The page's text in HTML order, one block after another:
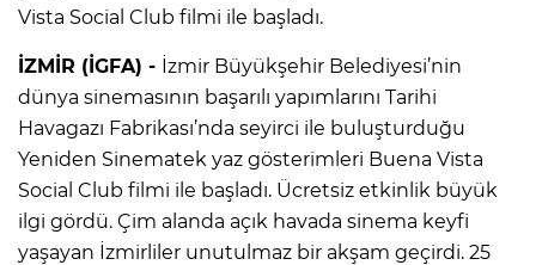
Vista Social Club filmi ile başladı.
İZMİR (İGFA) - İzmir Büyükşehir Belediyesi’nin
dünya sinemasının başarılı yapımlarını Tarihi
Havagazı Fabrikası’nda seyirci ile buluşturduğu
Yeniden Sinematek yaz gösterimleri Buena Vista
Social Club filmi ile başladı. Ücretsiz etkinlik büyük
ilgi gördü. Çim alanda açık havada sinema keyfi
yaşayan İzmirliler unutulmaz bir akşam geçirdi. 25